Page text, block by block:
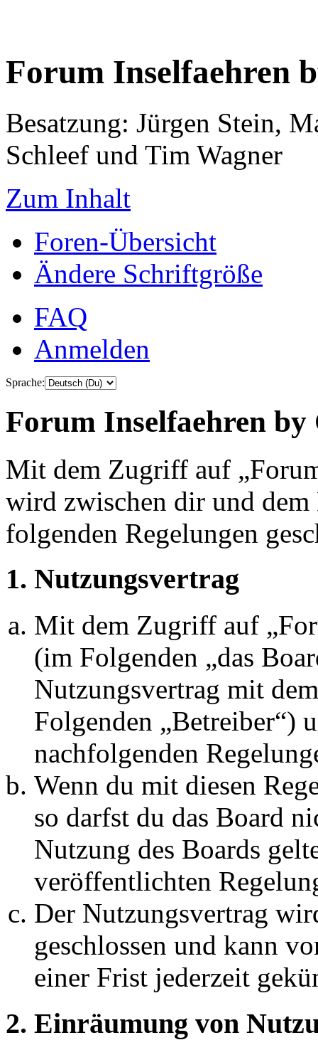
Forum Inselfaehren
Besatzung: Jürgen Stein,
Schleef und Tim Wagner
Zum Inhalt
Foren-Übersicht
Ändere Schriftgröße
FAQ
Anmelden
Sprache:
Forum Inselfaehren
Mit dem Zugriff auf
wird zwischen dir und
folgenden Regelungen
1. Nutzungsvertrag
Mit dem Zugriff auf
(im Folgenden „das
Nutzungsvertrag mit
Folgenden „Betreiber“)
nachfolgenden
Wenn du mit diesen
so darfst du das Board
Nutzung des Boards
veröffentlichten
Der Nutzungsvertrag
geschlossen und kann
einer Frist jederzeit
2. Einräumung von